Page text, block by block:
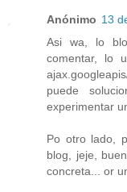
Anónimo 13
Asi wa, lo
comentar, lo
puede
experimentar
Po otro lado,
blog, jeje,
concreta... or